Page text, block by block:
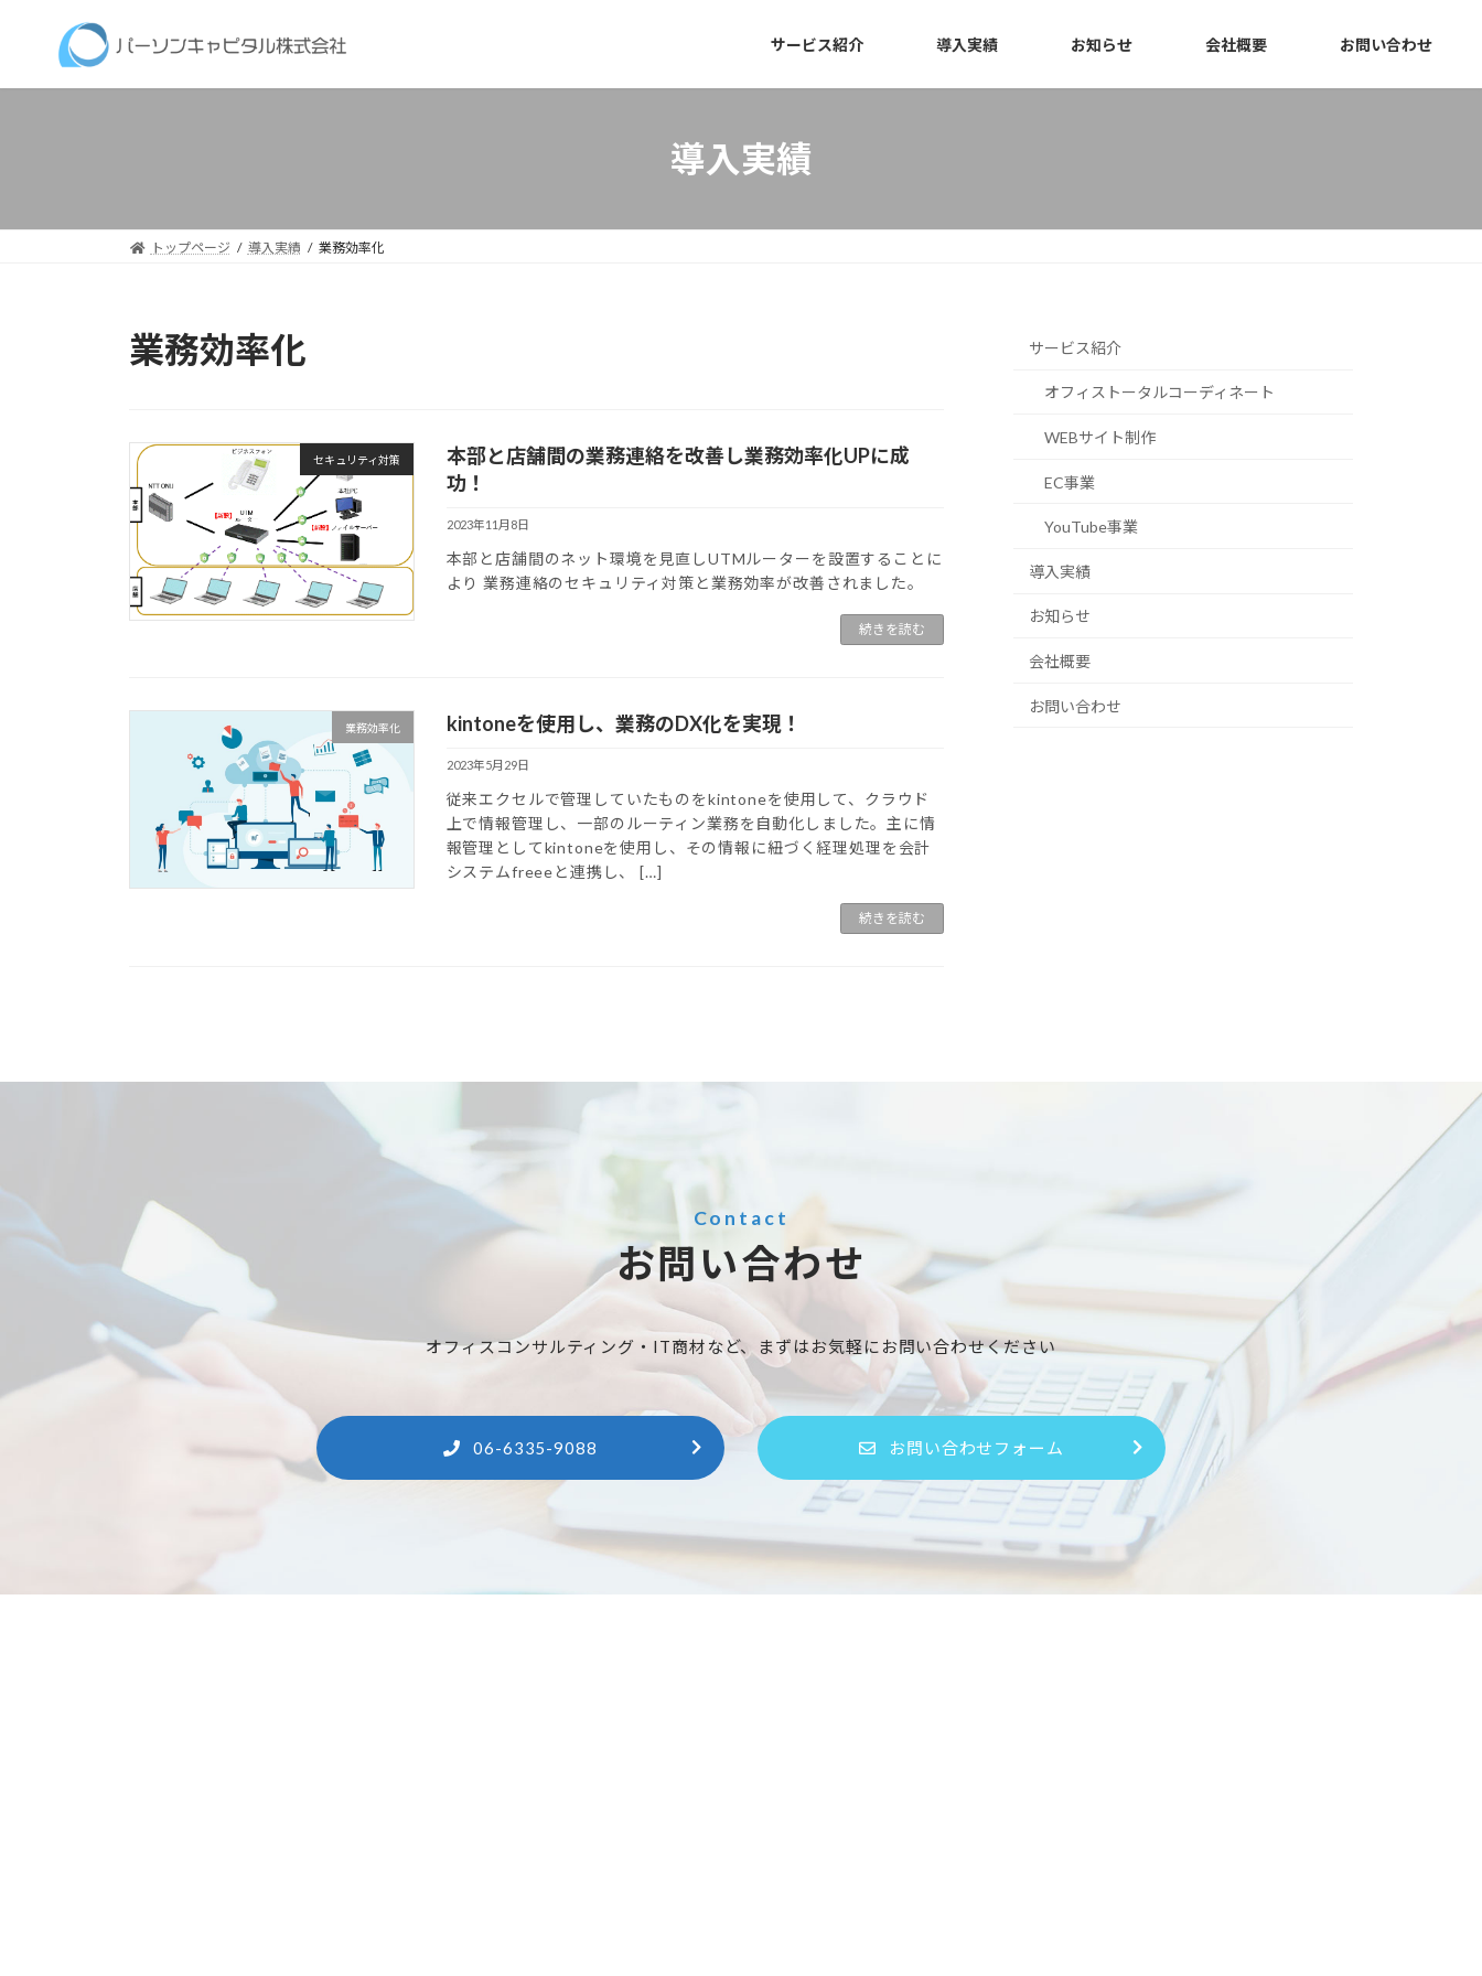
ン
ッ
ー
移
サービス紹介 導入実績 お知らせ 会社概要 お問い合わせ
導入実績
トップページ 導入実績 業務効率化
業務効率化
セキュリティ対策
本部と店舗間の業務連絡を改善し業務効率化UPに成
功！
2023年11月8日
本部と店舗間のネット環境を見直しUTMルーターを設置することに
より 業務連絡のセキュリティ対策と業務効率が改善されました。
続きを読む
業務効率化 kintoneを使用し、業務のDX化を実現！
2023年5月29日
従来エクセルで管理していたものをkintoneを使用して、クラウド
上で情報管理し、一部のルーティン業務を自動化しました。主に情
報管理としてkintoneを使用し、その情報に紐づく経理処理を会計
システムfreeeと連携し、 […]
続きを読む
サービス紹介
オフィストータルコーディネート
WEBサイト制作
EC事業
YouTube事業
導入実績
お知らせ
会社概要
お問い合わせ
Contact
お問い合わせ
オフィスコンサルティング・IT商材など、まずはお気軽にお問い合わせください
06-6335-9088 お問い合わせフォーム